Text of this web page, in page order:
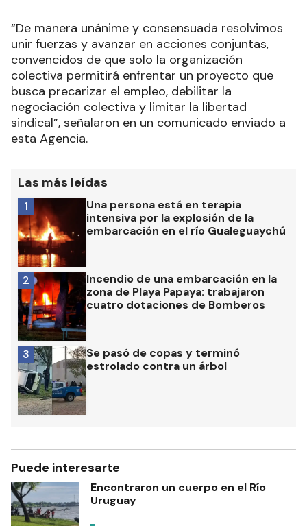
“De manera unánime y consensuada resolvimos
unir fuerzas y avanzar en acciones conjuntas,
convencidos de que solo la organización
colectiva permitirá enfrentar un proyecto que
busca precarizar el empleo, debilitar la
negociación colectiva y limitar la libertad
sindical”, señalaron en un comunicado enviado a
esta Agencia.
Las más leídas
Una persona está en terapia
intensiva por la explosión de la
embarcación en el río Gualeguaychú
1
Incendio de una embarcación en la
zona de Playa Papaya: trabajaron
cuatro dotaciones de Bomberos
2
Se pasó de copas y terminó
estrolado contra un árbol
3
Puede interesarte
Encontraron un cuerpo en el Río
Uruguay